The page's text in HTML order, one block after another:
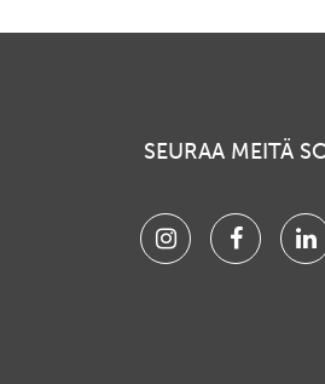
SEURAA MEITÄ
Instagram